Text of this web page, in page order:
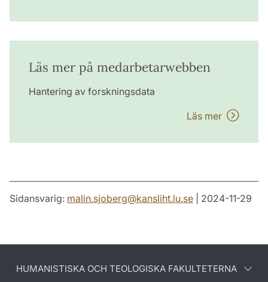
Läs mer på medarbetarwebben
Hantering av forskningsdata
Läs mer
Sidansvarig: malin.sjoberg@kansliht.lu.se | 2024-11-29
HUMANISTISKA OCH TEOLOGISKA FAKULTETERNA